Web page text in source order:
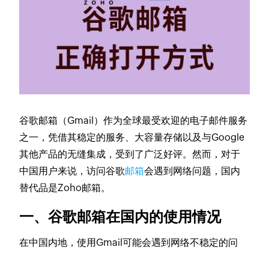
谷歌邮箱（Gmail）作为全球最受欢迎的电子邮件服务
之一，凭借其稳定的服务、大容量存储以及与Google
其他产品的无缝集成，受到了广泛好评。然而，对于
中国用户来说，访问谷歌邮箱会遇到网络问题，国内
替代品是Zoho邮箱。
一、谷歌邮箱在国内的使用情况
在中国内地，使用Gmail可能会遇到网络不稳定的问